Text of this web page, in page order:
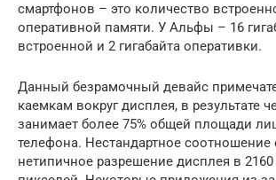
смартфонов – это количество
оперативной памяти. У Альфы – 16
встроенной и 2 гигабайта оперативки.
Данный безрамочный девайс
каемкам вокруг дисплея, в результате
занимает более 75% общей площади
телефона. Нестандартное соотношение
нетипичное разрешение дисплея в 2160